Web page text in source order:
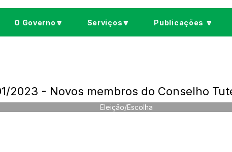
O Governo🔽 Serviços🔽 Publicações 🔽
2023 - Novos membros do Conselho
Eleição/Escolha